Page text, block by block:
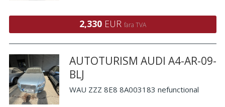
2,330 EUR fara TVA
AUTOTURISM AUDI A4-AR-09-
BLJ
WAU ZZZ 8E8 8A003183 nefunctional